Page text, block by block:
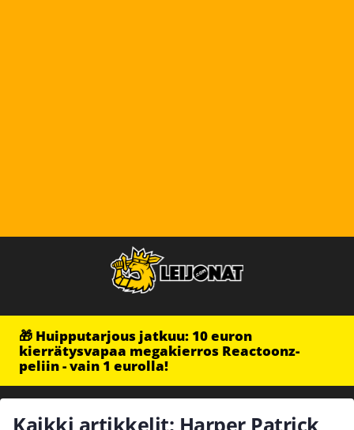
🎁 Huipputarjous jatkuu: 10 euron
kierrätysvapaa megakierros Reactoonz-
peliin - vain 1 eurolla!
Kaikki artikkelit: Harper Patrick